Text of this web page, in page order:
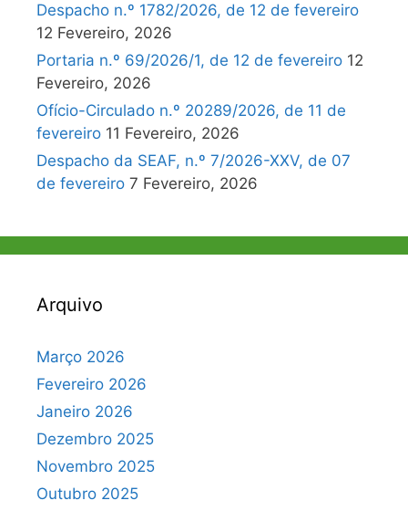
Despacho n.º 1782/2026, de 12 de fevereiro
12 Fevereiro, 2026
Portaria n.º 69/2026/1, de 12 de fevereiro 12
Fevereiro, 2026
Ofício-Circulado n.º 20289/2026, de 11 de
fevereiro 11 Fevereiro, 2026
Despacho da SEAF, n.º 7/2026-XXV, de 07
de fevereiro 7 Fevereiro, 2026
Arquivo
Março 2026
Fevereiro 2026
Janeiro 2026
Dezembro 2025
Novembro 2025
Outubro 2025